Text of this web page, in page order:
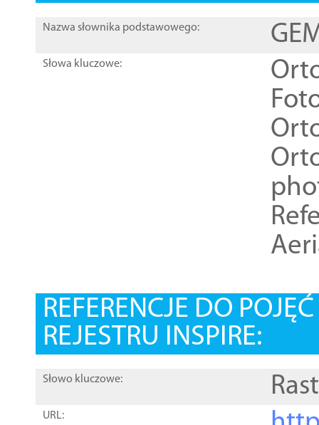
Nazwa słownika podstawowego:
Słowa kluczowe:
REFERENCJE DO
REJESTRU INSPIRE:
Słowo kluczowe:
URL: